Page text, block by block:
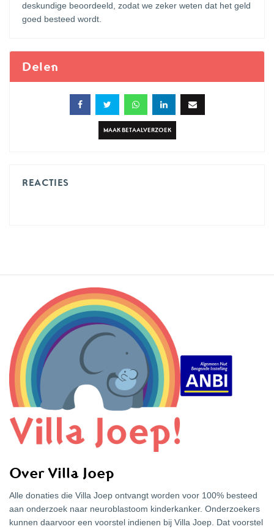
deskundige beoordeeld, zodat we zeker weten dat het geld
goed besteed wordt.
Delen
MAAK BETAALVERZOEK
REACTIES
Over Villa Joep
Alle donaties die Villa Joep ontvangt worden voor 100% besteed
aan onderzoek naar neuroblastoom kinderkanker. Onderzoekers
kunnen daarvoor een voorstel indienen bij Villa Joep. Dat voorstel